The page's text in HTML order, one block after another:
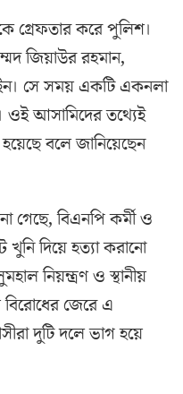
গ্রেফতার করে পুলিশ।
জিয়াউর রহমান,
সে সময় একটি একনলা
আসামিদের তথ্যেই
বলে জানিয়েছেন
গেছে, বিএনপি কর্মী ও
দিয়ে হত্যা করানো
নিয়ন্ত্রণ ও স্থানীয়
বিরোধের জেরে এ
দুটি দলে ভাগ হয়ে